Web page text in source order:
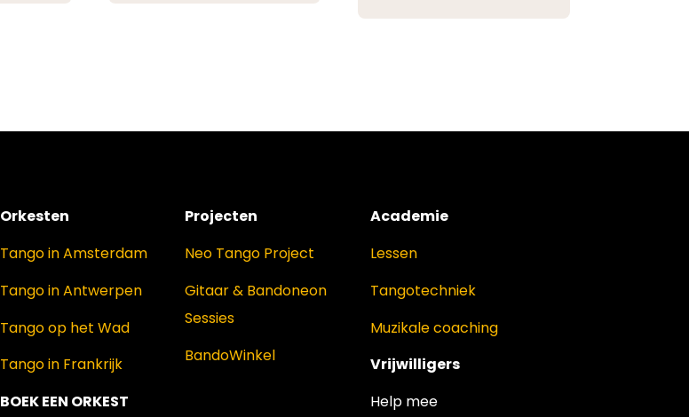
Orkesten
Tango in Amsterdam
Tango in Antwerpen
Tango op het Wad
Tango in Frankrijk
BOEK EEN ORKEST
Projecten
Neo Tango Project
Gitaar & Bandoneon
Sessies
BandoWinkel
Academie
Lessen
Tangotechniek
Muzikale coaching
Vrijwilligers
Help mee